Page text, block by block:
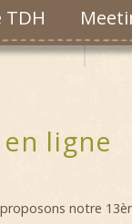
TDH
ligne
notre